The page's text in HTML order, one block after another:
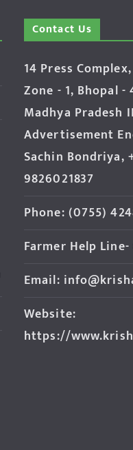
Contact Us
14 Press
Zone - 1, Bhopal -
Madhya Pradesh
Advertisement
Sachin Bondriya,
9826021837
Phone: (0755)
Farmer Help Line-
Email:
Website:
https://